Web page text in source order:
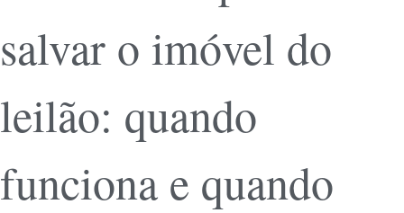
salvar o imóvel do
leilão: quando
funciona e quando